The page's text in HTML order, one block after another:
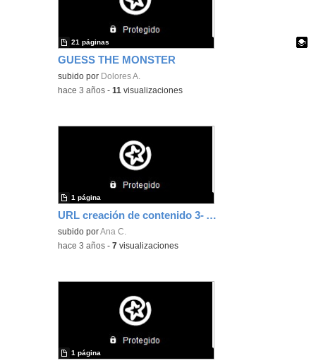
GUESS THE MONSTER
Contenido educativo.
subido por Dolores A.
21 páginas
-hace 3 años -11 visualizaciones
URL creación de contenido 3- Ana Clemente
subido porAna C.
1 página
-hace 3 años -7 visualizaciones
1 página